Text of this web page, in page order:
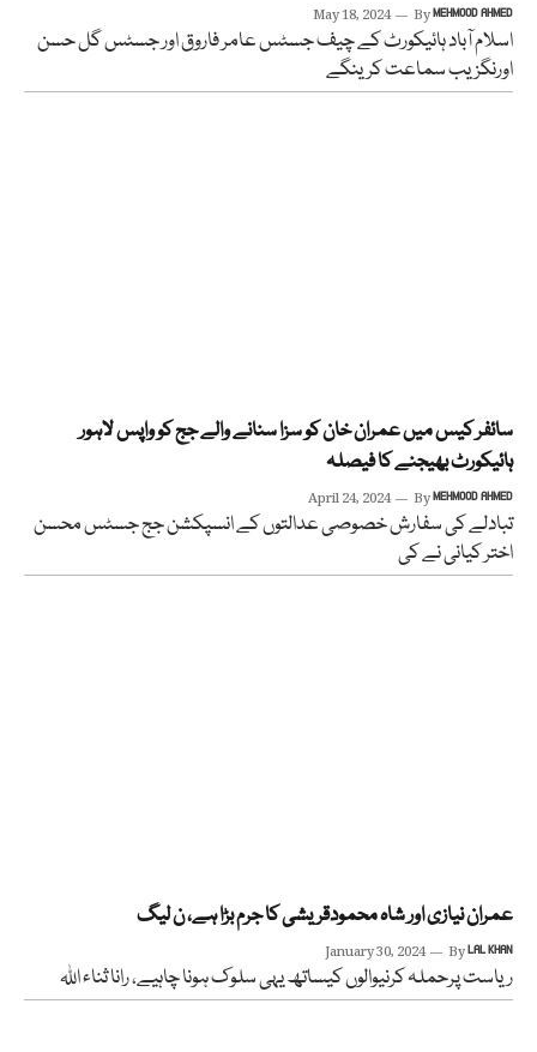
May 18, 2024 ByMEHMOOD AHMED
اسلام آباد ہائیکورٹ کے چیف جسٹس عامر فاروق اور جسٹس گل حسن
اورنگزیب سماعت کرینگے
سائفر کیس میں عمران خان کو سزا سنانے والے جج کو واپس لاہور
ہائیکورٹ بھیجنے کا فیصلہ
April 24, 2024 ByMEHMOOD AHMED
تبادلے کی سفارش خصوصی عدالتوں کے انسپکشن جج جسٹس محسن
اختر کیانی نے کی
عمران نیازی اور شاہ محمودقریشی کا جرم بڑا ہے، ن لیگ
January 30, 2024 ByLAL KHAN
ریاست پرحملہ کرنیوالوں کیساتھ یہی سلوک ہونا چاہیے، رانا ثناء اللہ